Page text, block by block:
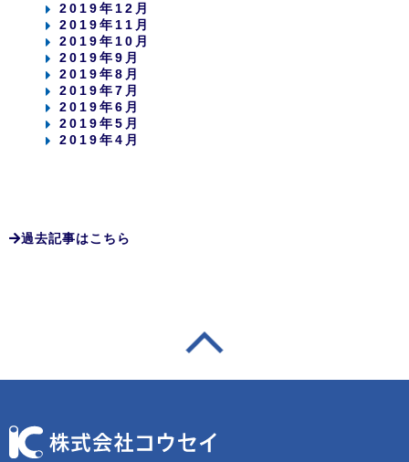
2019年12月
2019年11月
2019年10月
2019年9月
2019年8月
2019年7月
2019年6月
2019年5月
2019年4月
過去記事はこちら